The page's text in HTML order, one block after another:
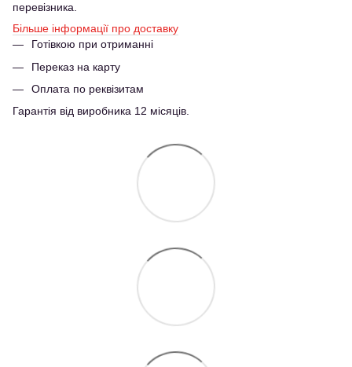
перевізника.
Більше інформації про доставку
Готівкою при отриманні
Переказ на карту
Оплата по реквізитам
Гарантія від виробника 12 місяців.